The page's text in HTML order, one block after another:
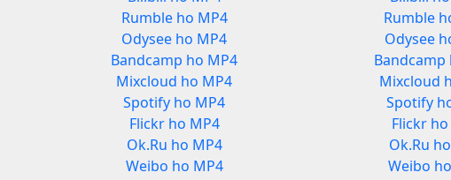
Rumble ho MP4
Odysee ho MP4
Bandcamp ho MP4
Mixcloud ho MP4
Spotify ho MP4
Flickr ho MP4
Ok.Ru ho MP4
Weibo ho MP4
Rumble
Odysee
Bandcamp
Mixcloud
Spotify
Flickr ho
Ok.Ru
Weibo